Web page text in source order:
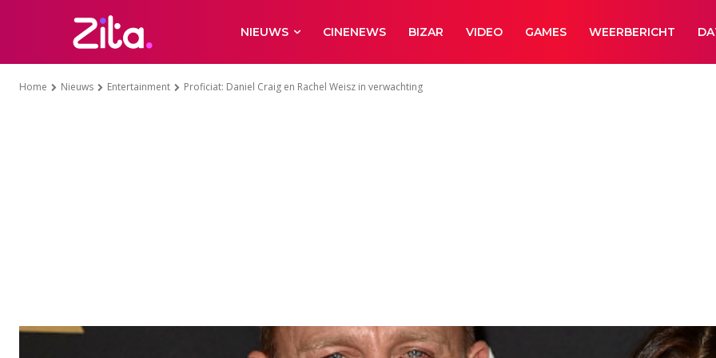
NIEUWS CINENEWS BIZAR VIDEO GAMES WEERBERICHT
Home Nieuws Entertainment Proficiat: Daniel Craig en Rachel Weisz in verwachting